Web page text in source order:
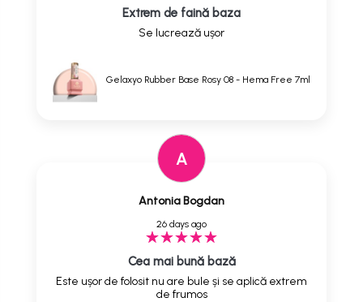
Extrem de faină baza
Se lucrează ușor
Gelaxyo Rubber Base Rosy 08 - Hema Free 7ml
A
Antonia Bogdan
26 days ago
Cea mai bună bază
Este ușor de folosit nu are bule și se aplică extrem
de frumos